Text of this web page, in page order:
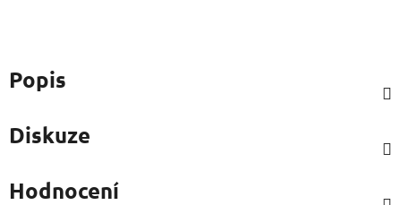
Popis
Diskuze
Hodnocení